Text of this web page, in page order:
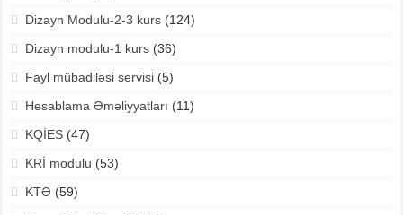
Dizayn Modulu-2-3 kurs(124)
Dizayn modulu-1 kurs(36)
Fayl mübadiləsi servisi(5)
Hesablama Əməliyyatları (11)
KQİES(47)
KRİ modulu (53)
KTƏ (59)